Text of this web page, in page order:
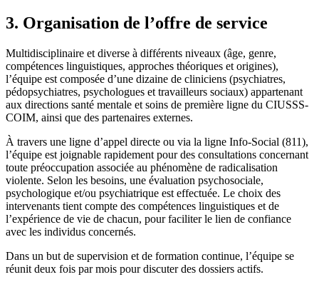
3. Organisation de l’offre de service
Multidisciplinaire et diverse à différents niveaux (âge, genre,
compétences linguistiques, approches théoriques et origines),
l’équipe est composée d’une dizaine de cliniciens (psychiatres,
pédopsychiatres, psychologues et travailleurs sociaux) appartenant
aux directions santé mentale et soins de première ligne du CIUSSS-
COIM, ainsi que des partenaires externes.
À travers une ligne d’appel directe ou via la ligne Info-Social (811),
l’équipe est joignable rapidement pour des consultations concernant
toute préoccupation associée au phénomène de radicalisation
violente. Selon les besoins, une évaluation psychosociale,
psychologique et/ou psychiatrique est effectuée. Le choix des
intervenants tient compte des compétences linguistiques et de
l’expérience de vie de chacun, pour faciliter le lien de confiance
avec les individus concernés.
Dans un but de supervision et de formation continue, l’équipe se
réunit deux fois par mois pour discuter des dossiers actifs.